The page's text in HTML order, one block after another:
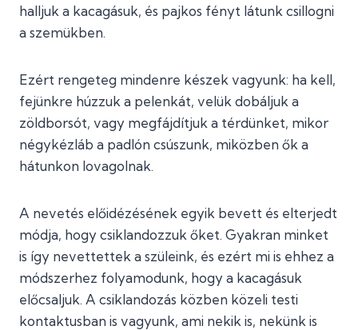
halljuk a kacagásuk, és pajkos fényt látunk csillogni
a szemükben.
Ezért rengeteg mindenre készek vagyunk: ha kell,
fejünkre húzzuk a pelenkát, velük dobáljuk a
zöldborsót, vagy megfájdítjuk a térdünket, mikor
négykézláb a padlón csúszunk, miközben ők a
hátunkon lovagolnak.
A nevetés előidézésének egyik bevett és elterjedt
módja, hogy csiklandozzuk őket. Gyakran minket
is így nevettettek a szüleink, és ezért mi is ehhez a
módszerhez folyamodunk, hogy a kacagásuk
előcsaljuk. A csiklandozás közben közeli testi
kontaktusban is vagyunk, ami nekik is, nekünk is